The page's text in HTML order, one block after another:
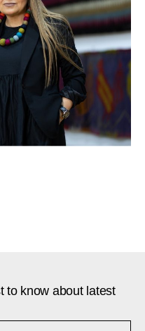
to know about latest